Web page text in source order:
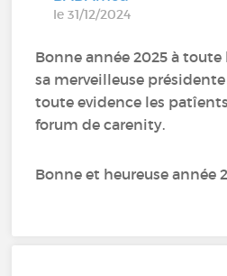
le 31/12/2024
Bonne année 2025 à
sa merveilleuse
toute evidence les
forum de carenity.
Bonne et heureuse année